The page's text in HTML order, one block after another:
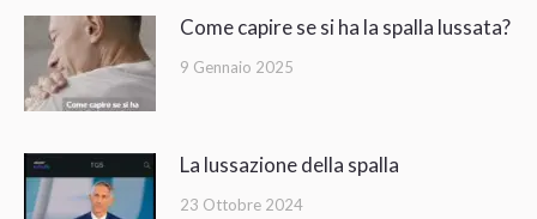
Come capire se si ha la spalla lussata?
9 Gennaio 2025
La lussazione della spalla
23 Ottobre 2024